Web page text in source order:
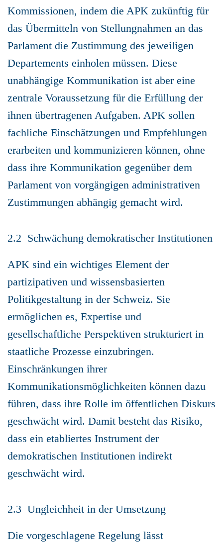
Kommissionen, indem die APK zukünftig für
das Übermitteln von Stellungnahmen an das
Parlament die Zustimmung des jeweiligen
Departements einholen müssen. Diese
unabhängige Kommunikation ist aber eine
zentrale Voraussetzung für die Erfüllung der
ihnen übertragenen Aufgaben. APK sollen
fachliche Einschätzungen und Empfehlungen
erarbeiten und kommunizieren können, ohne
dass ihre Kommunikation gegenüber dem
Parlament von vorgängigen administrativen
Zustimmungen abhängig gemacht wird.
2.2 Schwächung demokratischer Institutionen
APK sind ein wichtiges Element der
partizipativen und wissensbasierten
Politikgestaltung in der Schweiz. Sie
ermöglichen es, Expertise und
gesellschaftliche Perspektiven strukturiert in
staatliche Prozesse einzubringen.
Einschränkungen ihrer
Kommunikationsmöglichkeiten können dazu
führen, dass ihre Rolle im öffentlichen Diskurs
geschwächt wird. Damit besteht das Risiko,
dass ein etabliertes Instrument der
demokratischen Institutionen indirekt
geschwächt wird.
2.3 Ungleichheit in der Umsetzung
Die vorgeschlagene Regelung lässt